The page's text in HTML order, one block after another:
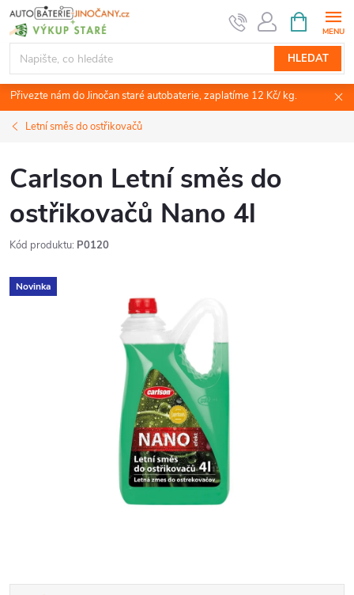
Přejít
na
obsah
HLEDAT
NÁKUPNÍ
KOŠÍK
Přivezte nám do Jinočan staré autobaterie, zaplatíme 12 Kč/ kg.
Letní směs do ostřikovačů
Carlson Letní směs do
ostřikovačů Nano 4l
Kód produktu: P0120
Novinka